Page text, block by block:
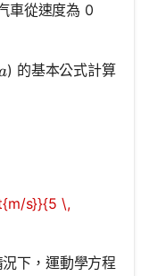
車從速度為 0
) 的基本公式計算
s}}{5 \,
下，運動學方程